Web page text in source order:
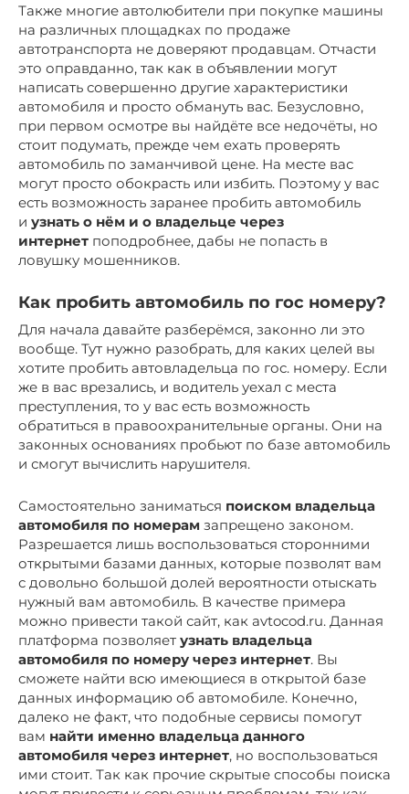
Также многие автолюбители при покупке машины
на различных площадках по продаже
автотранспорта не доверяют продавцам. Отчасти
это оправданно, так как в объявлении могут
написать совершенно другие характеристики
автомобиля и просто обмануть вас. Безусловно,
при первом осмотре вы найдёте все недочёты, но
стоит подумать, прежде чем ехать проверять
автомобиль по заманчивой цене. На месте вас
могут просто обокрасть или избить. Поэтому у вас
есть возможность заранее пробить автомобиль
и узнать о нём и о владельце через
интернет поподробнее, дабы не попасть в
ловушку мошенников.
Как пробить автомобиль по гос номеру?
Для начала давайте разберёмся, законно ли это
вообще. Тут нужно разобрать, для каких целей вы
хотите пробить автовладельца по гос. номеру. Если
же в вас врезались, и водитель уехал с места
преступления, то у вас есть возможность
обратиться в правоохранительные органы. Они на
законных основаниях пробьют по базе автомобиль
и смогут вычислить нарушителя.
Самостоятельно заниматься поиском владельца
автомобиля по номерам запрещено законом.
Разрешается лишь воспользоваться сторонними
открытыми базами данных, которые позволят вам
с довольно большой долей вероятности отыскать
нужный вам автомобиль. В качестве примера
можно привести такой сайт, как avtocod.ru. Данная
платформа позволяет узнать владельца
автомобиля по номеру через интернет. Вы
сможете найти всю имеющиеся в открытой базе
данных информацию об автомобиле. Конечно,
далеко не факт, что подобные сервисы помогут
вам найти именно владельца данного
автомобиля через интернет, но воспользоваться
ими стоит. Так как прочие скрытые способы поиска